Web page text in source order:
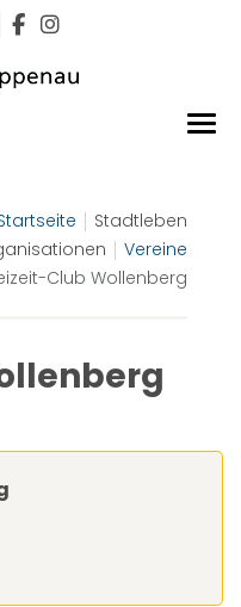
Sprache
Gebärdensprachen
Stadtleben
Vereine
Club Wollenberg